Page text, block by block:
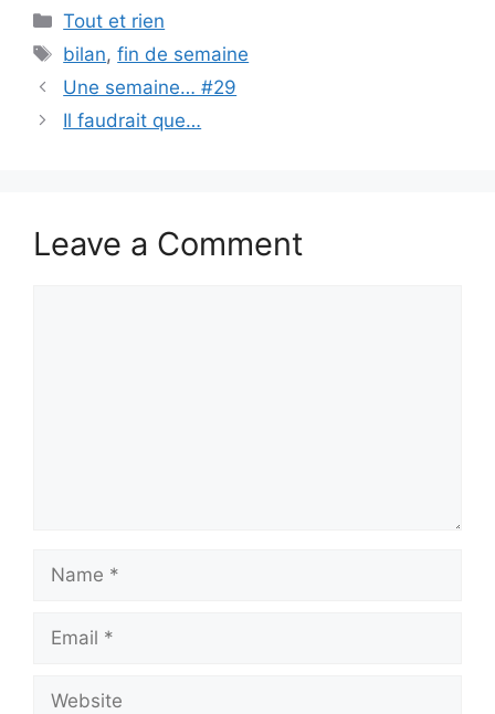
Categories
Tout et rien
Tags
bilan,fin de semaine
Une semaine… #29
Il faudrait que…
Leave a Comment
Name
Email
Website